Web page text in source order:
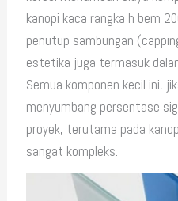
kanopi kaca rangka h bem
penutup sambungan
estetika juga termasuk
Semua komponen kecil ini,
menyumbang persentase
proyek, terutama pada
sangat kompleks.